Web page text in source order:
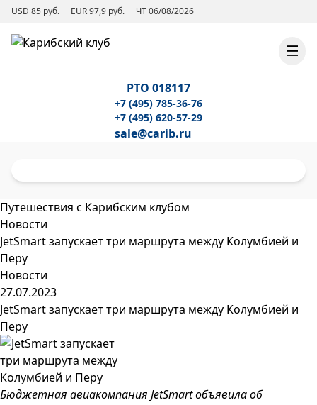
USD 85 руб. EUR 97,9 руб. ЧТ 06/08/2026
РТО 018117
+7 (495) 785-36-76
+7 (495) 620-57-29
sale@carib.ru
Путешествия с Карибским клубом
Новости
JetSmart запускает три маршрута между Колумбией и
Перу
Новости
27.07.2023
JetSmart запускает три маршрута между Колумбией и
Перу
Бюджетная авиакомпания JetSmart объявила об